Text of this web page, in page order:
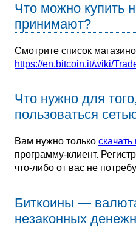
Что можно купить
принимают?
Смотрите список
https://en.bitcoin.it/wiki/
Что нужно для
пользоваться
Вам нужно только
программу-клиент.
что-либо от вас не
Биткоины —
незаконных